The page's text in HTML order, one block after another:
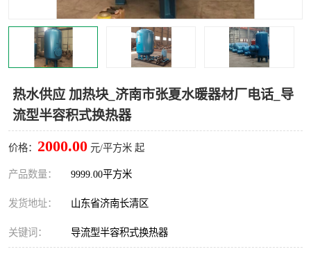
热水供应 加热块_济南市张夏水暖器材厂电话_导
流型半容积式换热器
价格： 2000.00 元/平方米 起
产品数量： 9999.00平方米
发货地址： 山东省济南长清区
关键词： 导流型半容积式换热器